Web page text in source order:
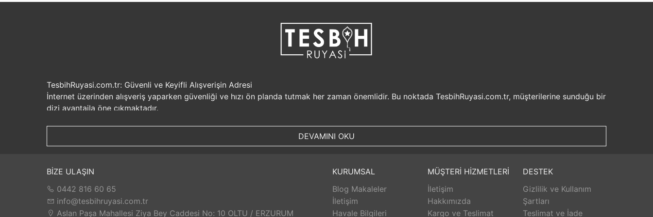
TesbihRuyasi.com.tr: Güvenli ve Keyifli Alışverişin Adresi
İnternet üzerinden alışveriş yaparken güvenliği ve hızı ön planda tutmak her zaman önemlidir. Bu noktada TesbihRuyasi.com.tr, müşterilerine sunduğu bir
dizi avantajla öne çıkmaktadır.
seçenekleri ile rahatça alışveriş yapabilirsiniz. Sizin için değerli olan bilgilerin güvende olduğunu bilerek, alışveriş deneyiminizi keyifli hale getirebilirsiniz.
Hızlı Kargo Hizmeti: Sipariş verdiğiniz ürünler, aynı gün kargolanarak size hızlı bir şekilde ulaştırılır. Bu sayede beklemek zorunda kalmadan istediğiniz
İade ve Değişim İmkanı: Memnuniyetsizlik durumunda TesbihRuyasi.com.tr,
ve değişim imkanı sunar. Aldığınız ürünü beğenmez veya istediğiniz gibi
değilse, kolayca iade edebilir veya değişim yapabilirsiniz. Bu sayede alışveriş deneyiminizde herhangi bir risk olmadan istediğiniz ürünü seçebilirsiniz.
Satış Sonrası Destek: TesbihRuyasi.com.tr, satın aldığınız ürünlerin arkasında durur ve satış sonrası destek sunar. Ürünlerle ilgili herhangi bir sorun
yaşarsanız veya yardıma ihtiyacınız olursa, müşteri hizmetleri ekibi size yardımcı olacaktır. Bu sayede alışverişinizin her aşamasında destek alabilirsiniz.
TesbihRuyasi.com.tr güvenli, hızlı ve müşteri odaklı bir alışveriş deneyimi sunar. Siz de bu avantajlardan yararlanarak keyifli bir alışveriş yapabilirsiniz.
DEVAMINI OKU
BİZE ULAŞIN
0442 816 60 65
info@tesbihruyasi.com.tr
Aslan Paşa Mahallesi Ziya Bey Caddesi No: 10 OLTU / ERZURUM
KURUMSAL
Blog Makaleler
İletişim
Havale Bilgileri
MÜŞTERİ HİZMETLERİ
İletişim
Hakkımızda
Kargo ve Teslimat
DESTEK
Gizlilik ve Kullanım
Şartları
Teslimat ve İade